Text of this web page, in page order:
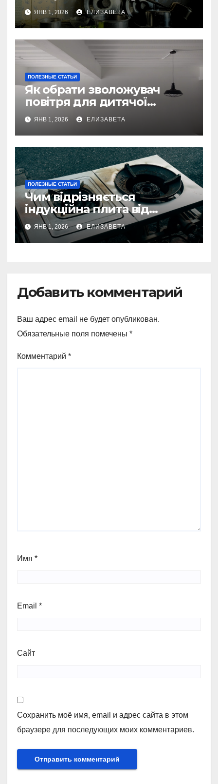
техніки — та як їх уникнути
ЯНВ 1, 2026 ЕЛИЗАВЕТА
ПОЛЕЗНЫЕ СТАТЬИ
Як обрати зволожувач
повітря для дитячої
кімнати
ЯНВ 1, 2026 ЕЛИЗАВЕТА
ПОЛЕЗНЫЕ СТАТЬИ
Чим відрізняється
індукційна плита від
електричної: переваги та
недоліки
ЯНВ 1, 2026 ЕЛИЗАВЕТА
Добавить комментарий
Ваш адрес email не будет опубликован.
Обязательные поля помечены *
Комментарий *
Имя *
Email *
Сайт
Сохранить моё имя, email и адрес сайта в этом
браузере для последующих моих комментариев.